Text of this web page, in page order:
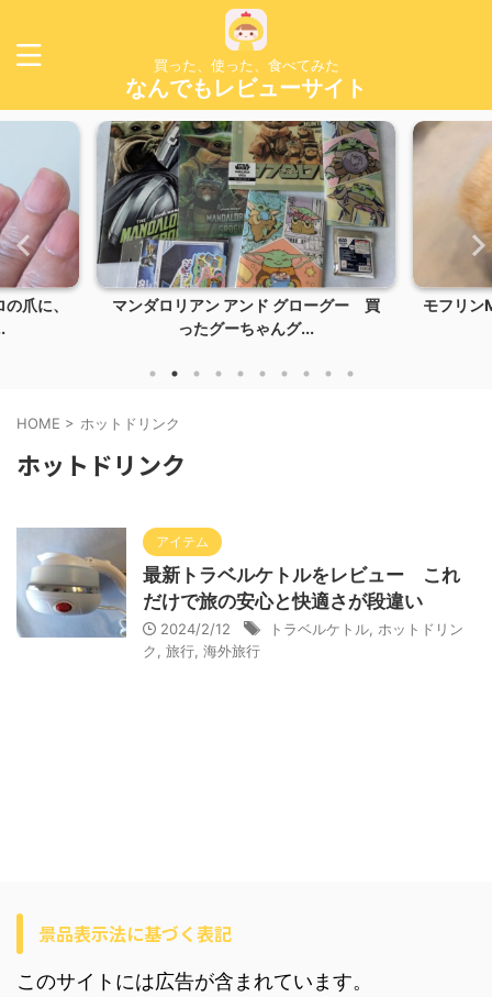
買った、使った、食べてみた
なんでもレビューサイト
爪に、
マンダロリアン アンド グローグー 買
ったグーちゃんグ...
モフリン
HOME > ホットドリンク
ホットドリンク
アイテム
最新トラベルケトルをレビュー これ
だけで旅の安心と快適さが段違い
2024/2/12 トラベルケトル ホットドリン
ク
旅行 海外旅行
景品表示法に基づく表記
このサイトには広告が含まれています。